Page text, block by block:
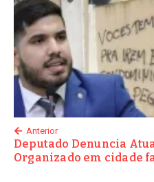
Anterior
Deputado Denuncia
Organizado em cidade